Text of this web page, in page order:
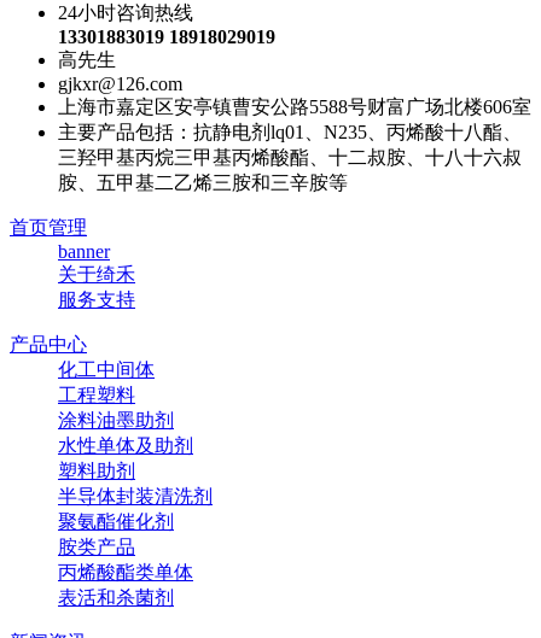
24小时咨询热线
13301883019 18918029019
高先生
gjkxr@126.com
上海市嘉定区安亭镇曹安公路5588号财富广场北楼606室
主要产品包括：抗静电剂lq01、N235、丙烯酸十八酯、
三羟甲基丙烷三甲基丙烯酸酯、十二叔胺、十八十六叔
胺、五甲基二乙烯三胺和三辛胺等
首页管理
banner
关于绮禾
服务支持
产品中心
化工中间体
工程塑料
涂料油墨助剂
水性单体及助剂
塑料助剂
半导体封装清洗剂
聚氨酯催化剂
胺类产品
丙烯酸酯类单体
表活和杀菌剂